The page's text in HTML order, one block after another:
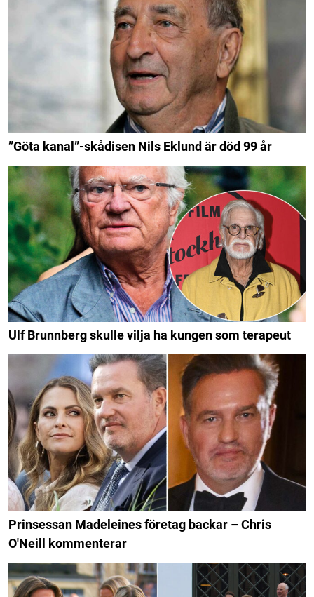
”Göta kanal”-skådisen Nils Eklund är död 99 år
Ulf Brunnberg skulle vilja ha kungen som terapeut
Prinsessan Madeleines företag backar – Chris
O'Neill kommenterar